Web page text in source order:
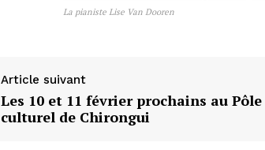
La pianiste Lise Van Dooren
Article suivant
Les 10 et 11 février prochains au Pôle
culturel de Chirongui